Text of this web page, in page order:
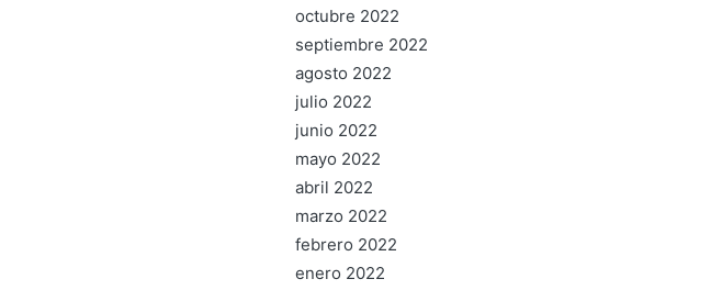
octubre 2022
septiembre 2022
agosto 2022
julio 2022
junio 2022
mayo 2022
abril 2022
marzo 2022
febrero 2022
enero 2022